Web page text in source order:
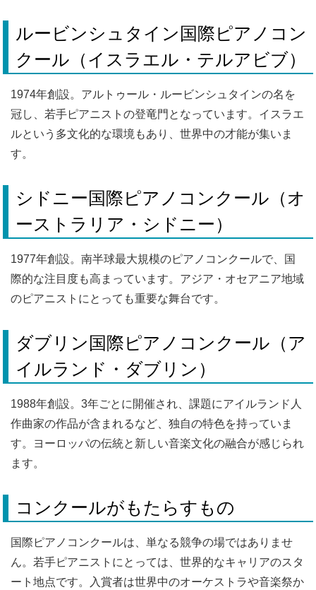
ルービンシュタイン国際ピアノコン
クール（イスラエル・テルアビブ）
1974年創設。アルトゥール・ルービンシュタインの名を
冠し、若手ピアニストの登竜門となっています。イスラエ
ルという多文化的な環境もあり、世界中の才能が集いま
す。
シドニー国際ピアノコンクール（オ
ーストラリア・シドニー）
1977年創設。南半球最大規模のピアノコンクールで、国
際的な注目度も高まっています。アジア・オセアニア地域
のピアニストにとっても重要な舞台です。
ダブリン国際ピアノコンクール（ア
イルランド・ダブリン）
1988年創設。3年ごとに開催され、課題にアイルランド人
作曲家の作品が含まれるなど、独自の特色を持っていま
す。ヨーロッパの伝統と新しい音楽文化の融合が感じられ
ます。
コンクールがもたらすもの
国際ピアノコンクールは、単なる競争の場ではありませ
ん。若手ピアニストにとっては、世界的なキャリアのスタ
ート地点です。入賞者は世界中のオーケストラや音楽祭か